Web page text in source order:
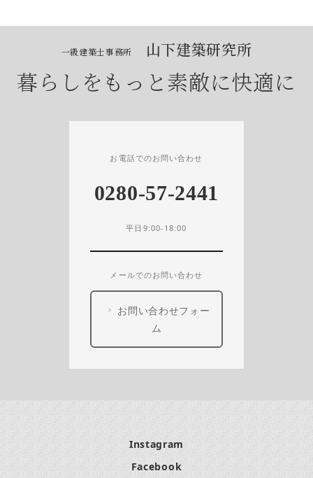
一級建築士事務所 山下建築研究所
暮らしをもっと素敵に快適に
お電話でのお問い合わせ
0280-57-2441
平日9:00-18:00
メールでのお問い合わせ
お問い合わせフォー
ム
Instagram
Facebook